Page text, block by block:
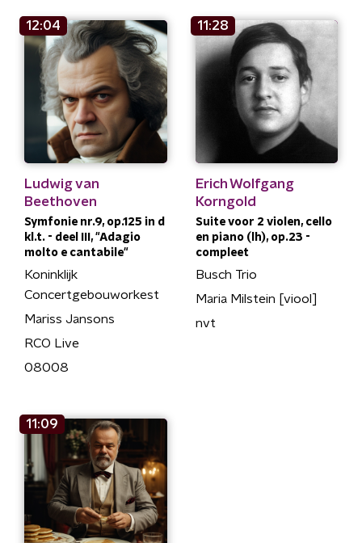
12:04
Ludwig van
Beethoven
Symfonie nr.9, op.125 in d
kl.t. - deel III, "Adagio
molto e cantabile"
Koninklijk
Concertgebouworkest
Mariss Jansons
RCO Live
08008
11:28
Erich Wolfgang
Korngold
Suite voor 2 violen, cello
en piano (lh), op.23 -
compleet
Busch Trio
Maria Milstein [viool]
nvt
11:09